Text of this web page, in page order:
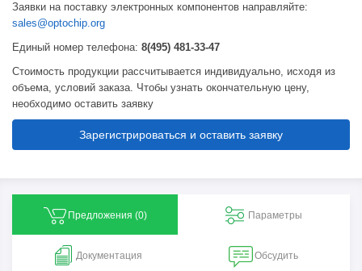
Заявки на поставку электронных компонентов направляйте:
sales@optochip.org
Единый номер телефона: 8(495) 481-33-47
Стоимость продукции рассчитывается индивидуально, исходя из
объема, условий заказа. Чтобы узнать окончательную цену,
необходимо оставить заявку
Зарегистрироваться и оставить заявку
Предложения (0) Параметры
Документация Обсудить